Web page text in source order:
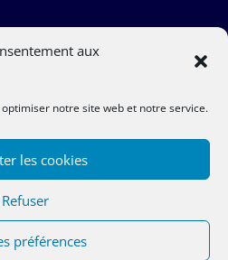
aux
notre site web et notre service.
les cookies
Refuser
préférences
Site Map